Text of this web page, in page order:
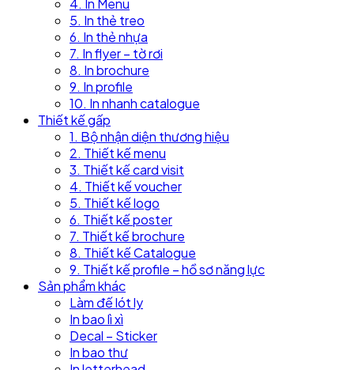
5. In thẻ treo
6. In thẻ nhựa
7. In flyer – tờ rơi
8. In brochure
9. In profile
10. In nhanh catalogue
Thiết kế gấp
1. Bộ nhận diện thương hiệu
2. Thiết kế menu
3. Thiết kế card visit
4. Thiết kế voucher
5. Thiết kế logo
6. Thiết kế poster
7. Thiết kế brochure
8. Thiết kế Catalogue
9. Thiết kế profile – hồ sơ năng lực
Sản phẩm khác
Làm đế lót ly
In bao lì xì
Decal – Sticker
In bao thư